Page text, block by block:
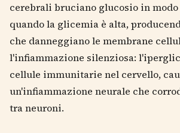
cerebrali bruciano glucosio in
quando la glicemia è alta,
che danneggiano le membrane
l'infiammazione silenziosa:
cellule immunitarie nel cervello,
un'infiammazione neurale che
tra neuroni.